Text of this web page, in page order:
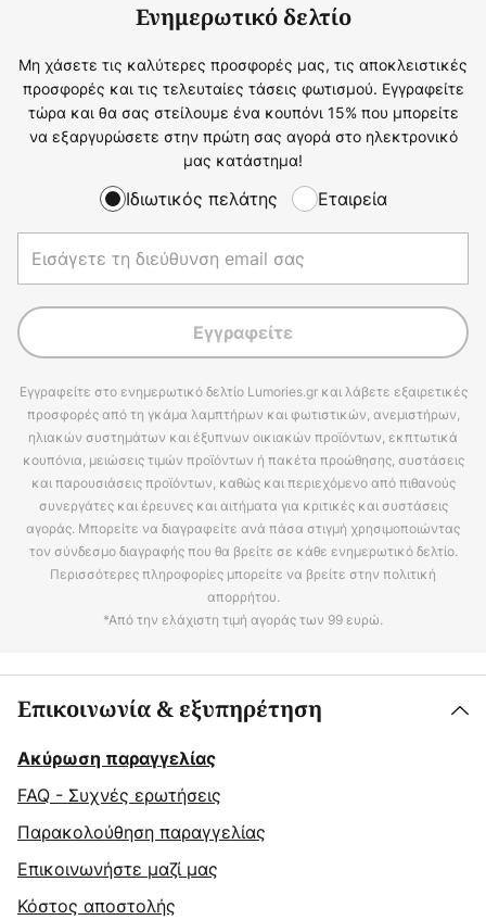
Ενημερωτικό δελτίο
Μη χάσετε τις καλύτερες προσφορές μας, τις αποκλειστικές
προσφορές και τις τελευταίες τάσεις φωτισμού. Εγγραφείτε
τώρα και θα σας στείλουμε ένα κουπόνι 15% που μπορείτε
να εξαργυρώσετε στην πρώτη σας αγορά στο ηλεκτρονικό
μας κατάστημα!
Ιδιωτικός πελάτης Εταιρεία
Εγγραφείτε
Εγγραφείτε στο ενημερωτικό δελτίο Lumories.gr και λάβετε εξαιρετικές
προσφορές από τη γκάμα λαμπτήρων και φωτιστικών, ανεμιστήρων,
ηλιακών συστημάτων και έξυπνων οικιακών προϊόντων, εκπτωτικά
κουπόνια, μειώσεις τιμών προϊόντων ή πακέτα προώθησης, συστάσεις
και παρουσιάσεις προϊόντων, καθώς και περιεχόμενο από πιθανούς
συνεργάτες και έρευνες και αιτήματα για κριτικές και συστάσεις
αγοράς. Μπορείτε να διαγραφείτε ανά πάσα στιγμή χρησιμοποιώντας
τον σύνδεσμο διαγραφής που θα βρείτε σε κάθε ενημερωτικό δελτίο.
Περισσότερες πληροφορίες μπορείτε να βρείτε στην πολιτική
απορρήτου.
*Από την ελάχιστη τιμή αγοράς των 99 ευρώ.
Επικοινωνία & εξυπηρέτηση
Ακύρωση παραγγελίας
FAQ - Συχνές ερωτήσεις
Παρακολούθηση παραγγελίας
Επικοινωνήστε μαζί μας
Κόστος αποστολής